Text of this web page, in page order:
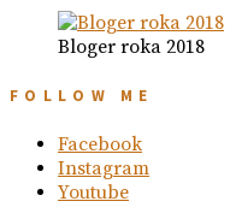
Bloger roka 2018
FOLLOW ME
Facebook
Instagram
Youtube